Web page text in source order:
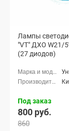
Лампы
"VT" ДХО W21/
(27 диодов)
Под заказ
800 руб.
860